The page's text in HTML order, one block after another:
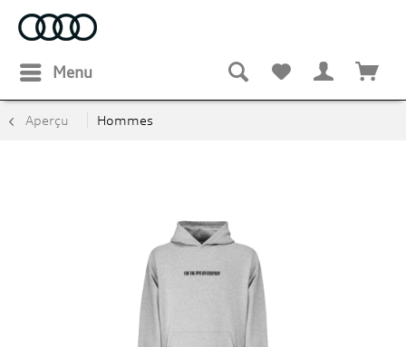
Menu
Aperçu Hommes